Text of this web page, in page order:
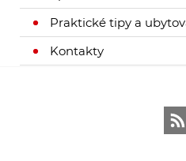
Praktické tipy a
Kontakty